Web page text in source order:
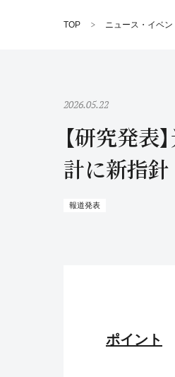
TOP ニュース・イベン
2026.05.22
【研究発
計に新指
報道発表
ポイント